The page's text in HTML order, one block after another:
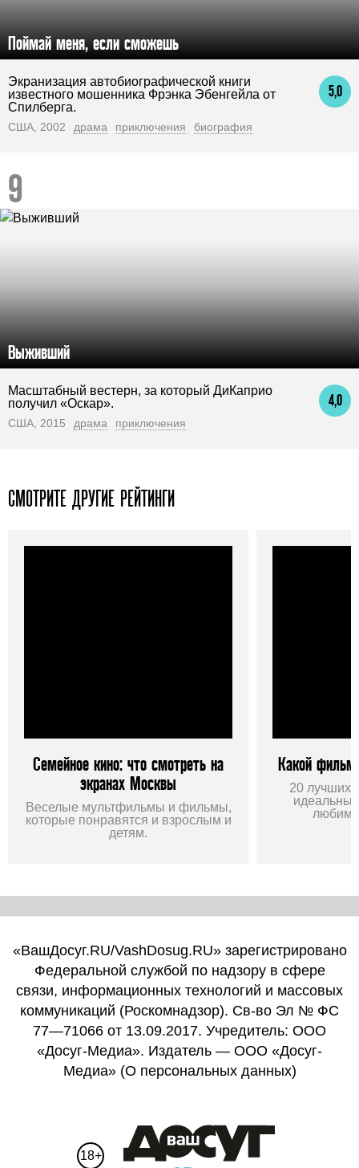
Поймай меня, если сможешь
5,0
Экранизация автобиографической книги
известного мошенника Фрэнка Эбенгейла от
Спилберга.
США, 2002 драма приключения биография
Выживший
4,0
Масштабный вестерн, за который ДиКаприо
получил «Оскар».
США, 2015 драма приключения
СМОТРИТЕ ДРУГИЕ РЕЙТИНГИ
Семейное кино: что смотреть на
экранах Москвы
Веселые мультфильмы и фильмы,
которые понравятся и взрослым и
детям.
Какой фильм
20 лучших
«ВашДосуг.RU/VashDosug.RU» зарегистрировано
Федеральной службой по надзору в сфере
связи, информационных технологий и массовых
коммуникаций (Роскомнадзор). Св-во Эл № ФС
77—71066 от 13.09.2017. Учредитель: ООО
«Досуг-Медиа». Издатель — ООО «Досуг-
Медиа» (О персональных данных)
18+